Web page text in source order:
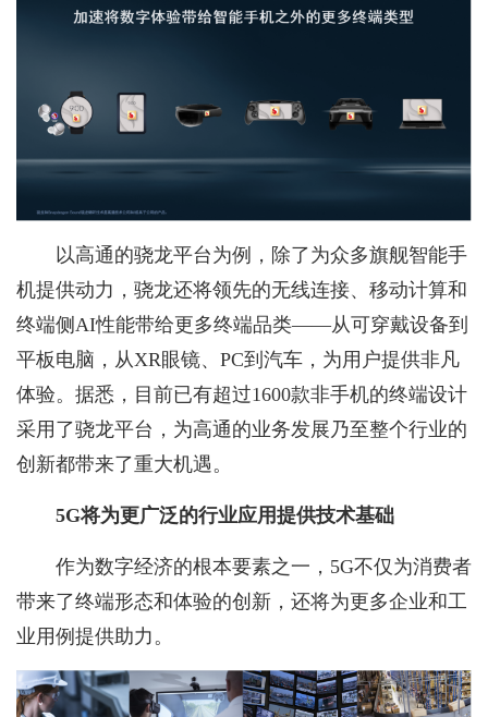
以高通的骁龙平台为例，除了为众多旗舰智能手
机提供动力，骁龙还将领先的无线连接、移动计算和
终端侧AI性能带给更多终端品类——从可穿戴设备到
平板电脑，从XR眼镜、PC到汽车，为用户提供非凡
体验。据悉，目前已有超过1600款非手机的终端设计
采用了骁龙平台，为高通的业务发展乃至整个行业的
创新都带来了重大机遇。
5G将为更广泛的行业应用提供技术基础
作为数字经济的根本要素之一，5G不仅为消费者
带来了终端形态和体验的创新，还将为更多企业和工
业用例提供助力。